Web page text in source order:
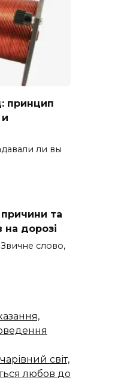
принцип
ли вы
та
на дорозі
слово,
світ,
любов до